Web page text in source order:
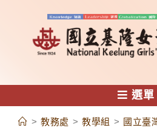
容
選單
> 教務處 > 教學組 > 國立臺